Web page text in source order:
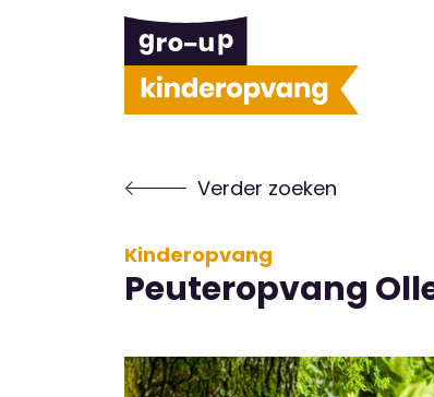
Verder zoeken
Kinderopvang
Peuteropvang